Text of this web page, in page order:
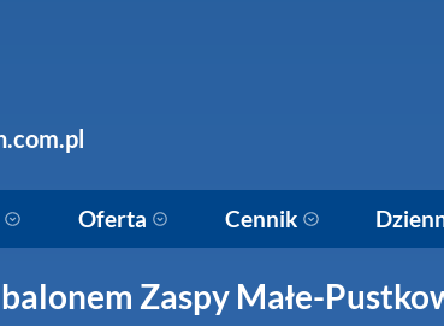
Oferta Cennik
Zaspy Małe-